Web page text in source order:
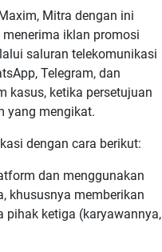
Mitra dengan ini
iklan promosi
saluran telekomunikasi
Telegram, dan
kasus, ketika persetujuan
yang mengikat.
dengan cara berikut:
dan menggunakan
khususnya memberikan
pihak ketiga (karyawannya,